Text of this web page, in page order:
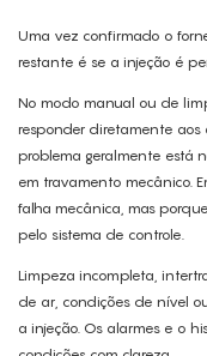
Uma vez confirmado o
restante é se a injeção é
No modo manual ou de
responder diretamente aos
problema geralmente está
em travamento mecânico.
falha mecânica, mas
pelo sistema de controle.
Limpeza incompleta,
de ar, condições de nível
a injeção. Os alarmes e o